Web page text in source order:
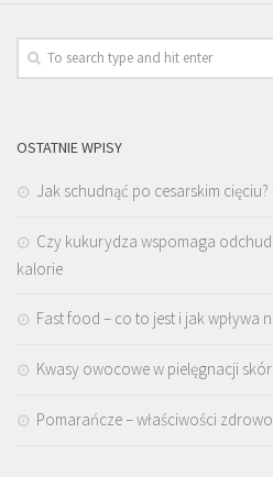
OSTATNIE WPISY
Jak schudnąć po cesarskim
Czy kukurydza wspomaga
kalorie
Fast food – co to jest i jak wpływa
Kwasy owocowe w pielęgnacji
Pomarańcze – właściwości